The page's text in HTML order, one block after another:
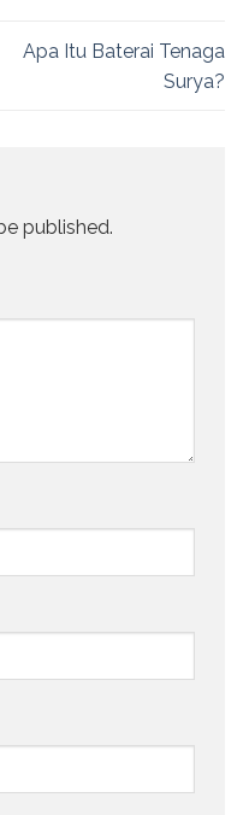
Apa Itu Baterai Tenaga
Surya?
published.